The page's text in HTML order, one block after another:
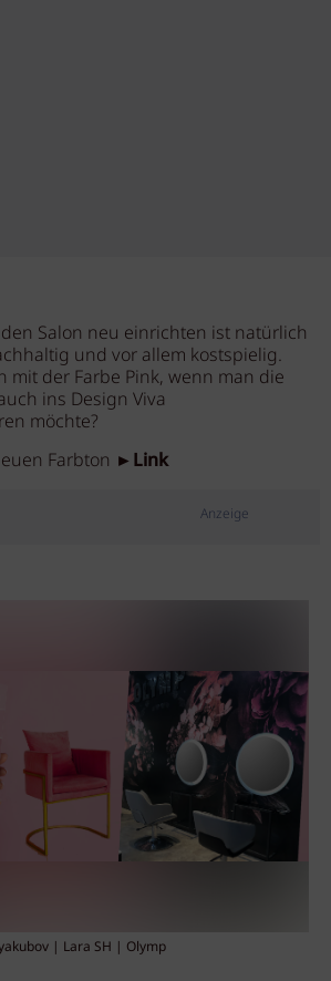
Salon neu einrichten ist natürlich
und vor allem kostspielig.
mit der Farbe Pink, wenn man die
ins Design Viva
möchte?
Farbton ► Link
Anzeige
| Lara SH | Olymp